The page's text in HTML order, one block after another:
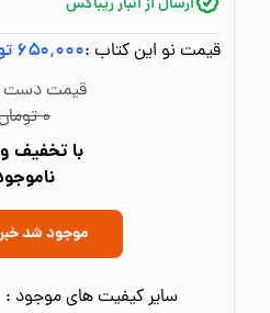
قیمت نو این کتاب :۶۵۰٬۰۰۰ تومان
قیمت دست
۰ تومان
با تخفیف
موجود شد
سایر کیفیت های موجود :